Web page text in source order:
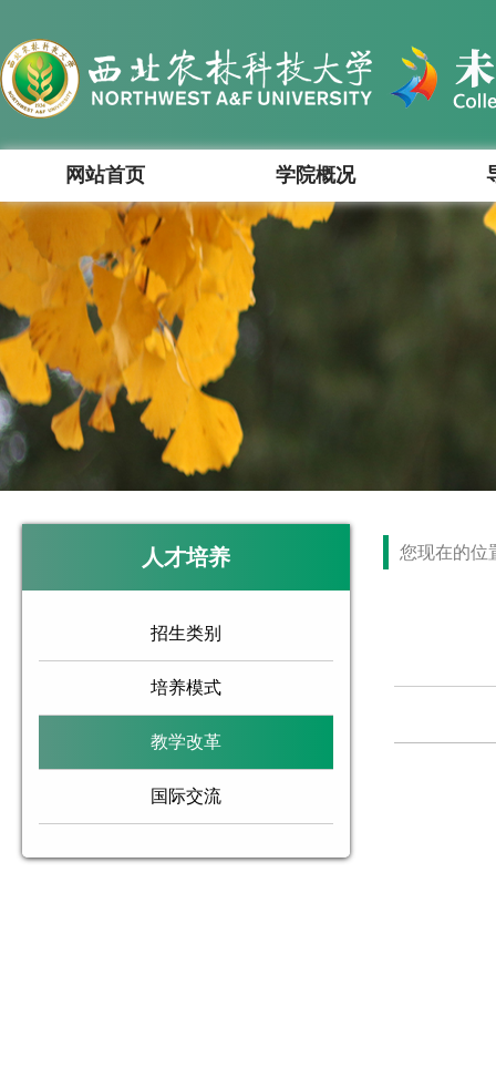
网站首页 学院概况
人才培养
招生类别
培养模式
教学改革
国际交流
您现在的位